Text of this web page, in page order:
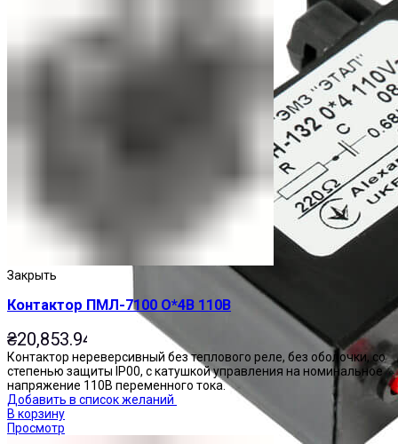
Закрыть
Контактор ПМЛ-7100 О*4В 110В
₴20,853.94
Контактор нереверсивный без теплового реле, без оболочки, со
степенью защиты IP00, с катушкой управления на номинальное
напряжение 110В переменного тока.
Добавить в список желаний
В корзину
Просмотр